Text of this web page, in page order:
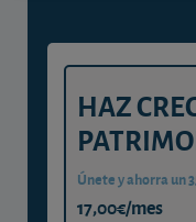
HAZ
Únete y ahorra un
17,00€/mes